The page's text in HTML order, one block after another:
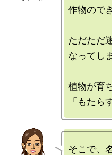
作物ので
ただただ
なってし
植物が育
そこで、